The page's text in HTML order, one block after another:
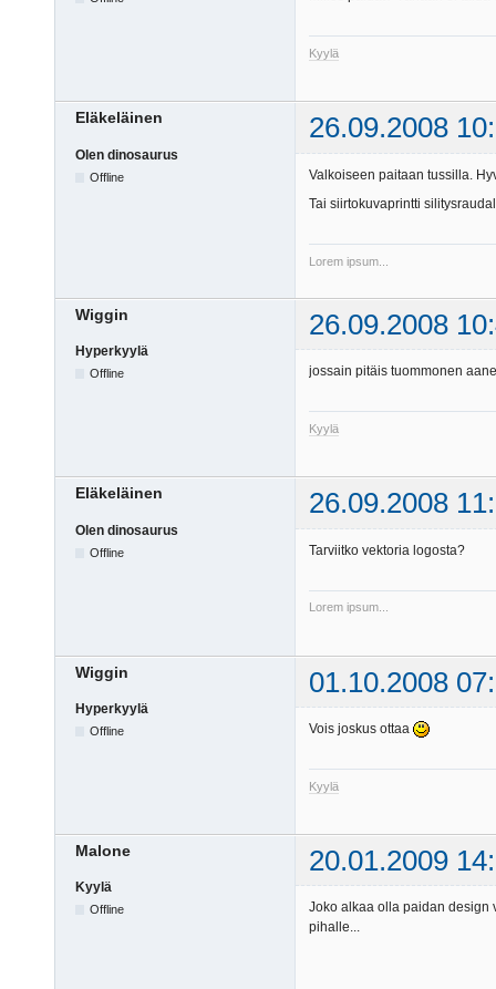
Kyylä
Eläkeläinen 26.09.2008
Olen dinosaurus
Offline
Valkoiseen paitaan tussilla.
Tai siirtokuvaprintti
Lorem ipsum...
Wiggin 26.09.2008
Hyperkyylä
Offline jossain pitäis tuommonen
Kyylä
Eläkeläinen 26.09.2008
Olen dinosaurus
Offline Tarviitko vektoria logosta?
Lorem ipsum...
Wiggin 01.10.2008
Hyperkyylä
Offline Vois joskus ottaa
Kyylä
Malone 20.01.2009
Kyylä
Offline
Joko alkaa olla paidan design
pihalle...